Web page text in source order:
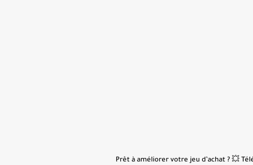
👋 Prêt à améliorer votre jeu d’achat ? 💥